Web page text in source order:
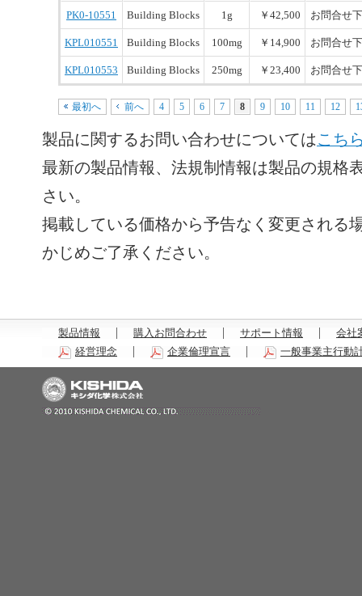
PK0-10551 Building Blocks 1g ￥42,500 お問合せ
KPL010551 Building Blocks 100mg ￥14,900 お問合せ
KPL010553 Building Blocks 250mg ￥23,400 お問合せ
最初へ 前へ 4 5 6 7 8 9 10 11 12
製品に関するお問い合わせについてはこち
最新の製品情報、法規制情報は製品の規格
さい。
掲載している価格から予告なく変更される
かじめご了承ください。
製品情報 購入お問合わせ サポート情報
会社
経営理念
企業倫理宣言 一般事業主行動